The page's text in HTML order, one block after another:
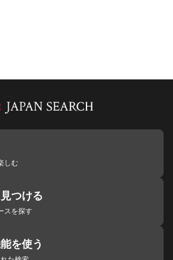
しむ
つける
スを探す
を使う